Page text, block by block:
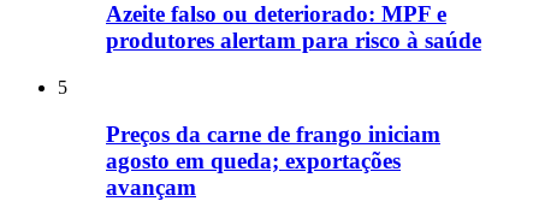
Azeite falso ou deteriorado: MPF e
produtores alertam para risco à saúde
5
Preços da carne de frango iniciam
agosto em queda; exportações
avançam